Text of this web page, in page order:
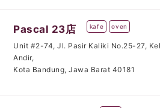
Pascal 23店 kafe oven
Unit #2-74, Jl. Pasir Kaliki No.25-27,
Andir,
Kota Bandung, Jawa Barat 40181